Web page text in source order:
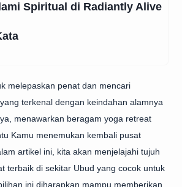
Spiritual di Radiantly Alive
melepaskan penat dan mencari
terkenal dengan keindahan alamnya
menawarkan beragam yoga retreat
Kamu menemukan kembali pusat
artikel ini, kita akan menjelajahi tujuh
terbaik di sekitar Ubud yang cocok untuk
ini diharapkan mampu memberikan